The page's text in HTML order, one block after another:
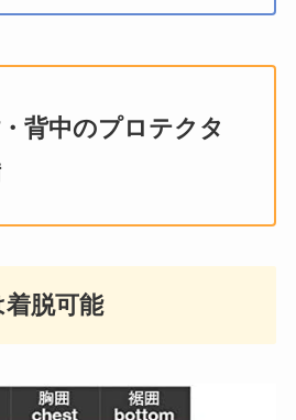
背中のプロテクタ
脱可能